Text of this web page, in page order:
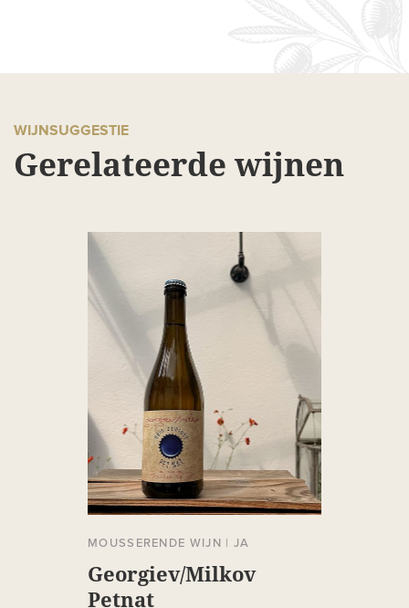
WIJNSUGGESTIE
Gerelateerde wijnen
MOUSSERENDE WIJN | JA
Georgiev/Milkov
Petnat